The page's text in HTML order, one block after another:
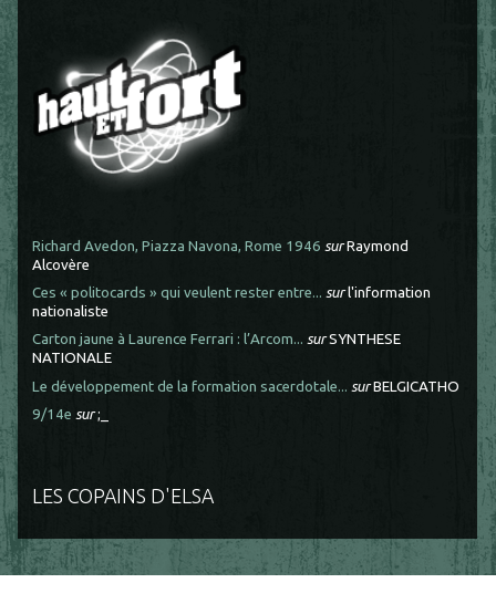
Richard Avedon, Piazza Navona, Rome 1946 surRaymond
Alcovère
Ces « politocards » qui veulent rester entre... surl'information
nationaliste
Carton jaune à Laurence Ferrari : l’Arcom... surSYNTHESE
NATIONALE
Le développement de la formation sacerdotale... surBELGICATHO
9/14e sur;_
LES COPAINS D'ELSA